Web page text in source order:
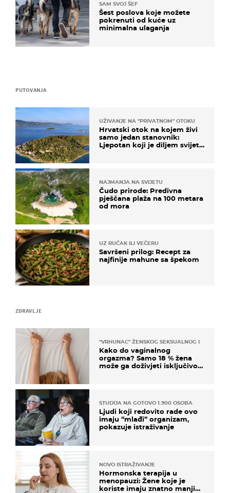
ZDRAVLJE
"VRHUNAC" ŽENSKOG SEKSUALNOG ISKUSTVA
Kako do vaginalnog
orgazma? Samo 18 % žena
može ga doživjeti isključivo
STUDIJA NA GOTOVO 1.900 OSOBA
Ljudi koji redovito rade ovo
imaju “mlađi” organizam,
pokazuje istraživanje
NOVO ISTRAŽIVANJE
Hormonska terapija u
menopauzi: Žene koje je
koriste imaju znatno manji
PUTOVANJA
UŽIVANJE NA "PRIVATNOM" OTOKU
Hrvatski otok na kojem živi
samo jedan stanovnik:
Ljepotan koji je diljem svijeta
NAJMANJA NA SVIJETU
Čudo prirode: Predivna
pješčana plaža na 100 metara
od mora
UZ RUČAK ILI VEČERU
Savršeni prilog: Recept za
najfinije mahune sa špekom
SAM SVOJ ŠEF
Šest poslova koje možete
pokrenuti od kuće uz
minimalna ulaganja